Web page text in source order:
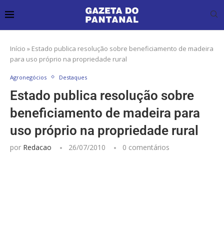
Início » Estado publica resolução sobre beneficiamento de madeira
para uso próprio na propriedade rural
Agronegócios Destaques
Estado publica resolução sobre
beneficiamento de madeira para
uso próprio na propriedade rural
por Redacao 26/07/2010 0 comentários